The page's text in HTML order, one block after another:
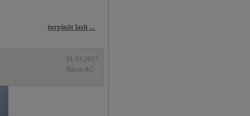
turpināt lasīt ...
01.03.2017
Rikon AC